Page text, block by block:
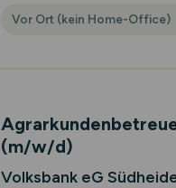
Vor Ort (kein Home-Office)
(m/w/d)
Volksbank eG